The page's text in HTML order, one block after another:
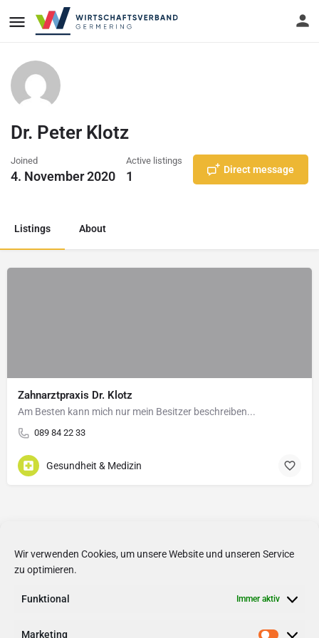
Wir verwenden Cookies, um unsere Website und unseren Service
zu optimieren.
Funktional Immer aktiv
Marketing
Dr. Peter Klotz
Joined
4. November 2020
Active listings
1 Direct message
Listings About
Zahnarztpraxis Dr. Klotz
Am Besten kann mich nur mein Besitzer beschreiben...
089 84 22 33
Gesundheit & Medizin